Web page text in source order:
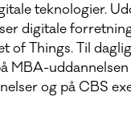
teknologier.
digitale
of Things. Til
MBA-
og på CBS